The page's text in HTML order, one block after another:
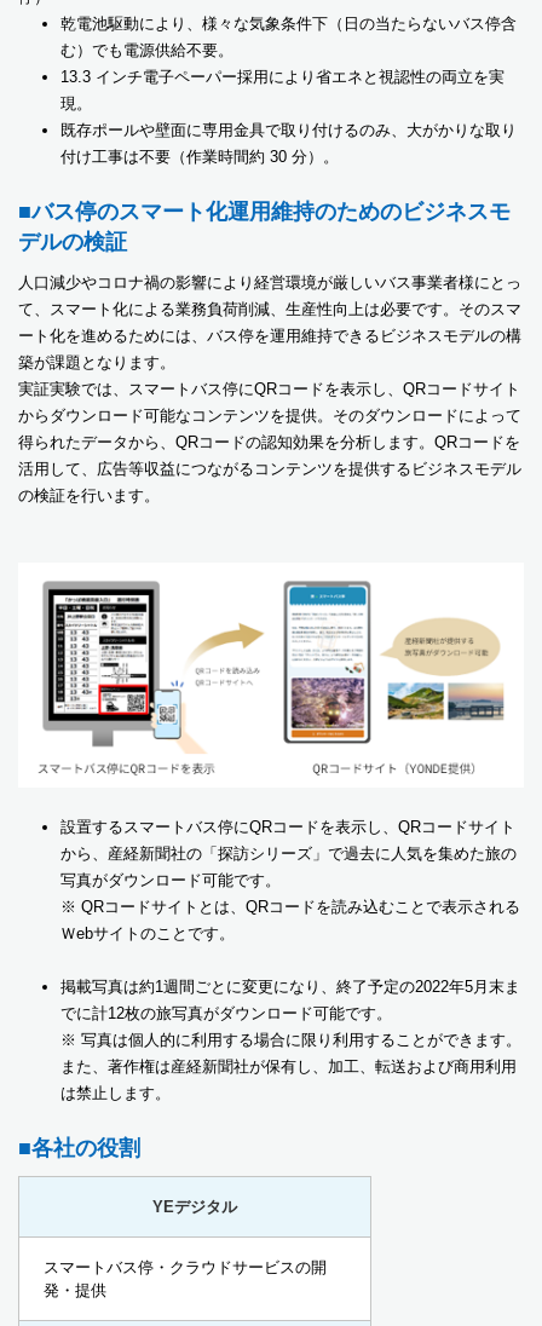
乾電池駆動により、様々な気象条件下（日の当たらないバス停含
む）でも電源供給不要。
13.3 インチ電子ペーパー採用により省エネと視認性の両立を実
現。
既存ポールや壁面に専用金具で取り付けるのみ、大がかりな取り
付け工事は不要（作業時間約 30 分）。
■バス停のスマート化運用維持のためのビジネスモ
デルの検証
人口減少やコロナ禍の影響により経営環境が厳しいバス事業者様にとっ
て、スマート化による業務負荷削減、生産性向上は必要です。そのスマ
ート化を進めるためには、バス停を運用維持できるビジネスモデルの構
築が課題となります。
実証実験では、スマートバス停にQRコードを表示し、QRコードサイト
からダウンロード可能なコンテンツを提供。そのダウンロードによって
得られたデータから、QRコードの認知効果を分析します。QRコードを
活用して、広告等収益につながるコンテンツを提供するビジネスモデル
の検証を行います。
設置するスマートバス停にQRコードを表示し、QRコードサイト
から、産経新聞社の「探訪シリーズ」で過去に人気を集めた旅の
写真がダウンロード可能です。
※ QRコードサイトとは、QRコードを読み込むことで表示される
Ｗebサイトのことです。
掲載写真は約1週間ごとに変更になり、終了予定の2022年5月末ま
でに計12枚の旅写真がダウンロード可能です。
※ 写真は個人的に利用する場合に限り利用することができます。
また、著作権は産経新聞社が保有し、加工、転送および商用利用
は禁止します。
■各社の役割
YEデジタル
スマートバス停・クラウドサービスの開
発・提供